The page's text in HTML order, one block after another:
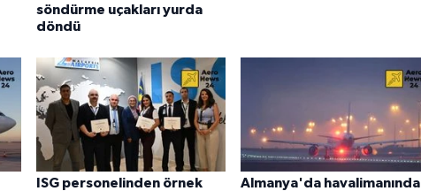
söndürme uçakları yurda
döndü
ISG personelinden örnek
Almanya'da havalimanında